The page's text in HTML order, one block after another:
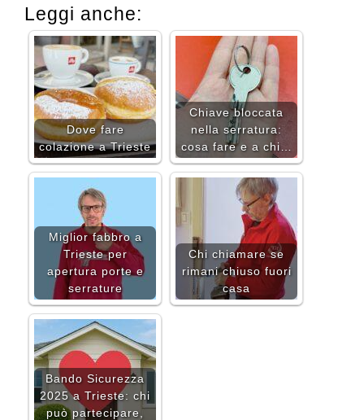
Leggi anche:
Dove fare
colazione a Trieste
Chiave bloccata
nella serratura:
cosa fare e a chi…
Miglior fabbro a
Trieste per
apertura porte e
serrature
Chi chiamare se
rimani chiuso fuori
casa
Bando Sicurezza
2025 a Trieste: chi
può partecipare,